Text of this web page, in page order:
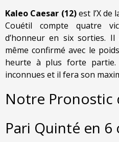
Kaleo Caesar (12)est l’X de
Couétil compte quatre
d’honneur en six sorties.
même confirmé avec le
heurte à plus forte
inconnues et il fera son
Notre Pronostic
Pari Quinté en 6